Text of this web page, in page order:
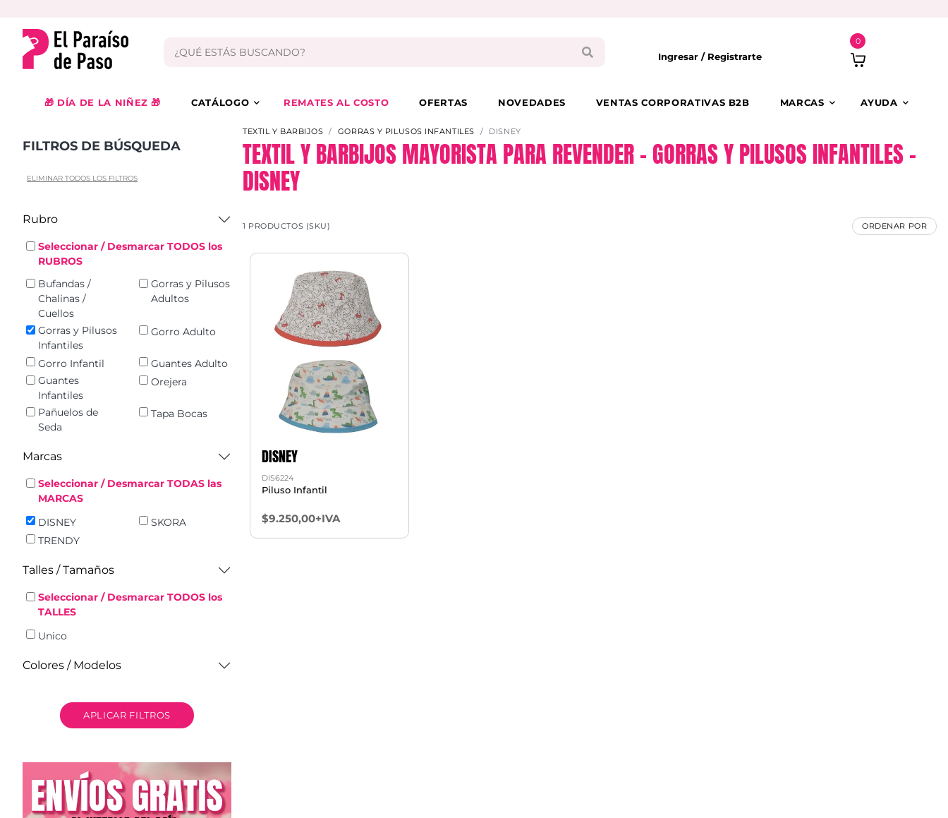
Ingresar / Registrarte
0
🎁 DÍA DE LA NIÑEZ 🎁 CATÁLOGO REMATES AL COSTO OFERTAS NOVEDADES VENTAS CORPORATIVAS B2B MARCAS AYUDA
FILTROS DE BÚSQUEDA
ELIMINAR TODOS LOS FILTROS
Rubro
Seleccionar / Desmarcar TODOS los
RUBROS
Bufandas /
Chalinas /
Cuellos
Gorras y Pilusos
Adultos
Gorras y Pilusos
Infantiles
Gorro Adulto
Gorro Infantil
Guantes Adulto
Guantes
Infantiles
Orejera
Pañuelos de
Seda
Tapa Bocas
Marcas
Seleccionar / Desmarcar TODAS las
MARCAS
DISNEY
SKORA
TRENDY
Talles / Tamaños
Seleccionar / Desmarcar TODOS los
TALLES
Unico
Colores / Modelos
APLICAR FILTROS
TEXTIL Y BARBIJOS GORRAS Y PILUSOS INFANTILES DISNEY
TEXTIL Y BARBIJOS MAYORISTA PARA REVENDER – GORRAS Y PILUSOS INFANTILES –
DISNEY
1 PRODUCTOS (SKU) ORDENAR POR
DISNEY
DIS6224
Piluso Infantil
$9.250,00+IVA